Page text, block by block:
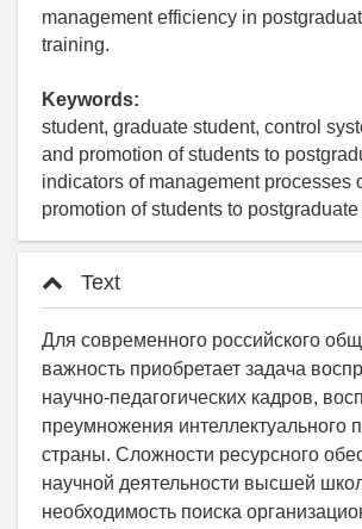
management efficiency in
training.
Keywords:
student, graduate student, control
and promotion of students to
indicators of management processes
promotion of students to
Text
Для современного российского
важность приобретает задача
научно-педагогических кадров,
преумножения интеллектуального
страны. Сложности ресурсного
научной деятельности высшей
необходимость поиска